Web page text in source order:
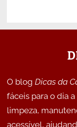
O blog Dicas da
fáceis para o dia
limpeza,
acessível,